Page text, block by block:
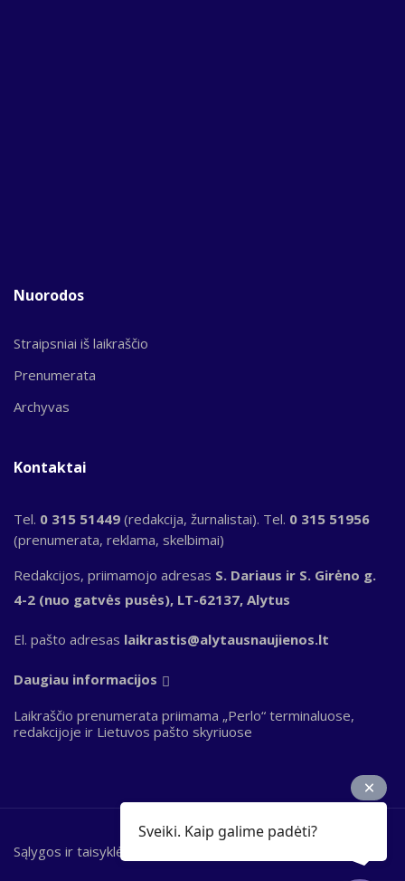
Nuorodos
Straipsniai iš laikraščio
Prenumerata
Archyvas
Kontaktai
Tel. 0 315 51449 (redakcija, žurnalistai). Tel. 0 315 51956
(prenumerata, reklama, skelbimai)
Redakcijos, priimamojo adresas S. Dariaus ir S. Girėno g.
4-2 (nuo gatvės pusės), LT-62137, Alytus
El. pašto adresas laikrastis@alytausnaujienos.lt
Daugiau informacijos
Laikraščio prenumerata priimama „Perlo“ terminaluose,
redakcijoje ir Lietuvos pašto skyriuose
Bottom
Sąlygos ir taisyklės
Sveiki. Kaip galime padėti?